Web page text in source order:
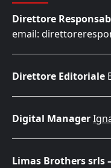
Direttore
email:
Direttore Editoriale
Digital Manager
Limas Brothers srls